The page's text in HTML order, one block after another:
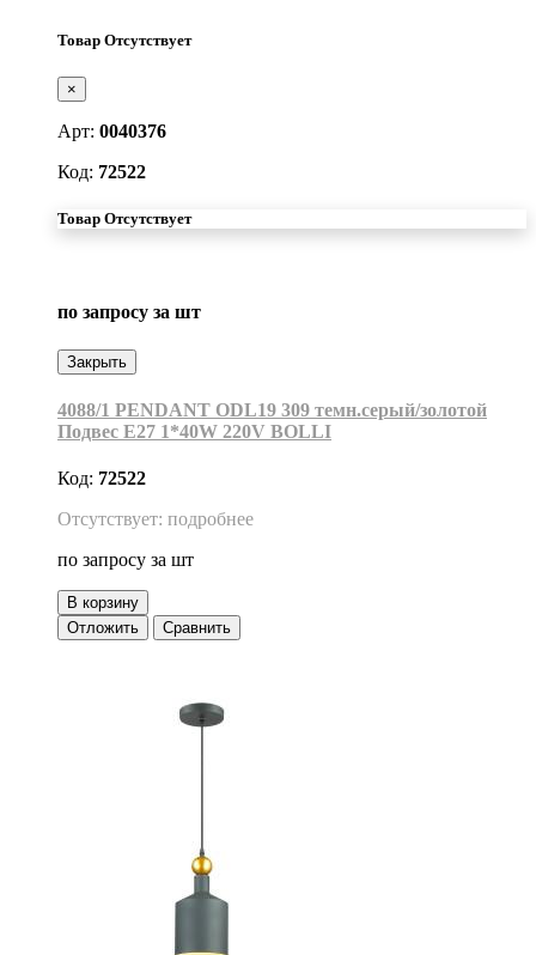
Товар Отсутствует
×
Арт: 0040376
Код: 72522
Товар Отсутствует
по запросу за шт
Закрыть
4088/1 PENDANT ODL19 309 темн.серый/золотой
Подвес Е27 1*40W 220V BOLLI
Код: 72522
Отсутствует: подробнее
по запросу за шт
В корзину
Отложить
Сравнить